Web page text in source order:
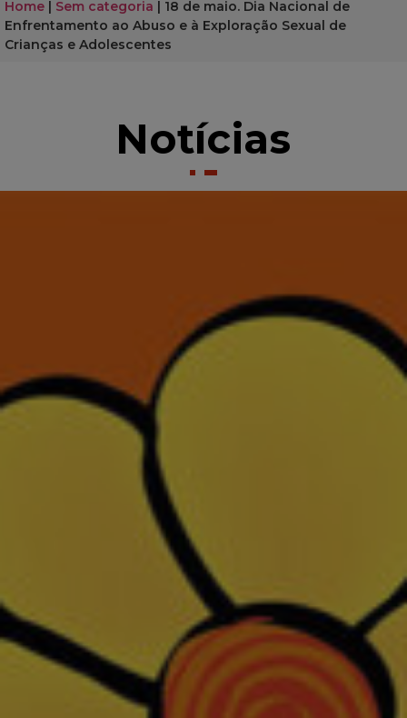
Home | Sem categoria | 18 de maio. Dia Nacional de
Enfrentamento ao Abuso e à Exploração Sexual de
Crianças e Adolescentes
Notícias